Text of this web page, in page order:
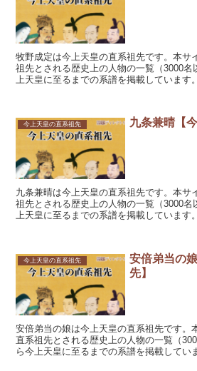
牧野成定は今上天皇の直系祖先です。本サ
祖先とされる歴史上の人物の一覧（3000名
上天皇に至るまでの系譜を掲載しています。
今上天皇の直系祖先 九条兼晴【
九条兼晴は今上天皇の直系祖先です。本サ
祖先とされる歴史上の人物の一覧（3000名
上天皇に至るまでの系譜を掲載しています。
今上天皇の直系祖先
安倍弟当の
先】
安倍弟当の娘は今上天皇の直系祖先です。
直系祖先とされる歴史上の人物の一覧（
ら今上天皇に至るまでの系譜を掲載してい